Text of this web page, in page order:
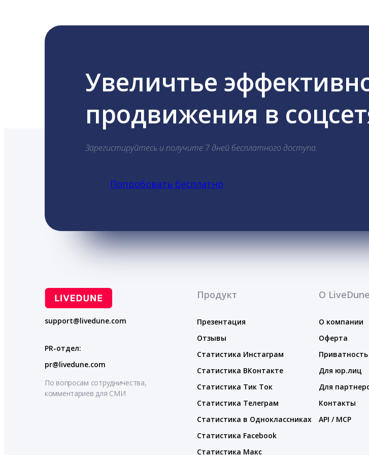
Увеличтье
продвижения в
Зарегистируйтесь и получите 7 дней бесплатного доступа.
Попробовать бесплатно
support@livedune.com
PR-отдел:
pr@livedune.com
По вопросам сотрудничества,
комментариев для СМИ
Продукт
Презентация
Отзывы
Статистика Инстаграм
Статистика ВКонтакте
Статистика Тик Ток
Статистика Телеграм
Статистика в Одноклассниках
Статистика Facebook
Статистика Макс
О LiveDune
О компании
Оферта
Приватность
Для юр.лиц
Для
Контакты
API / MCP